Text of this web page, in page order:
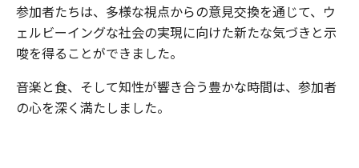
参加者たちは、多様な視点からの意見交換を通じて、ウ
ェルビーイングな社会の実現に向けた新たな気づきと示
唆を得ることができました。
音楽と食、そして知性が響き合う豊かな時間は、参加者
の心を深く満たしました。